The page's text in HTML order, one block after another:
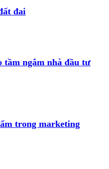
đai
tầm ngắm nhà đầu tư
trong marketing